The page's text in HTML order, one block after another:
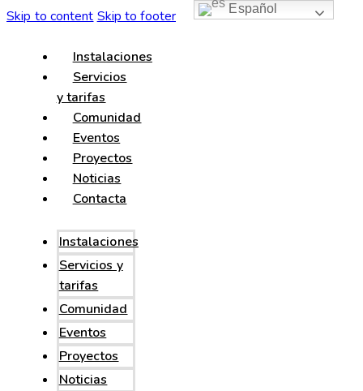
Skip to content Skip to footer
Instalaciones
Servicios
y tarifas
Comunidad
Eventos
Proyectos
Noticias
Contacta
Instalaciones
Servicios y
tarifas
Comunidad
Eventos
Proyectos
Noticias
Español